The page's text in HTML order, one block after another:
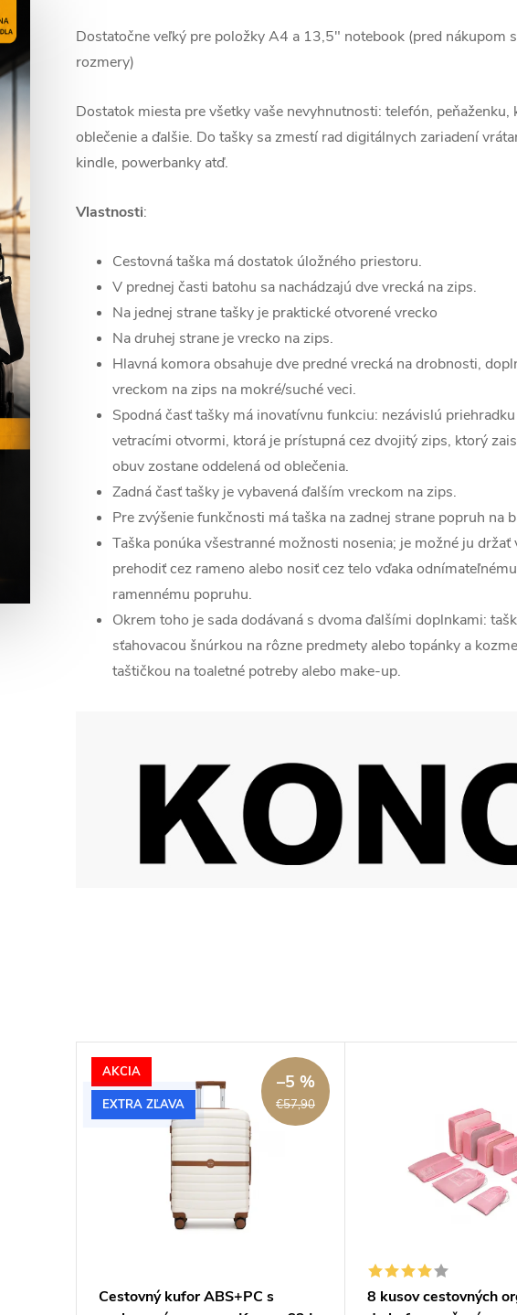
Dostatočne veľký pre položky A4 a 13,5" notebook (pred nákupom
rozmery)
Dostatok miesta pre všetky vaše nevyhnutnosti: telefón, peňaženku,
oblečenie a ďalšie. Do tašky sa zmestí rad digitálnych zariadení
kindle, powerbanky atď.
Vlastnosti:
Cestovná taška má dostatok úložného priestoru.
V prednej časti batohu sa nachádzajú dve vrecká na zips.
Na jednej strane tašky je praktické otvorené vrecko
Na druhej strane je vrecko na zips.
Hlavná komora obsahuje dve predné vrecká na drobnosti,
vreckom na zips na mokré/suché veci.
Spodná časť tašky má inovatívnu funkciu: nezávislú
vetracími otvormi, ktorá je prístupná cez dvojitý zips, ktorý
obuv zostane oddelená od oblečenia.
Zadná časť tašky je vybavená ďalším vreckom na zips.
Pre zvýšenie funkčnosti má taška na zadnej strane popruh na
Taška ponúka všestranné možnosti nosenia; je možné ju držať
prehodiť cez rameno alebo nosiť cez telo vďaka
ramennému popruhu.
Okrem toho je sada dodávaná s dvoma ďalšími doplnkami:
sťahovacou šnúrkou na rôzne predmety alebo topánky a
taštičkou na toaletné potreby alebo make-up.
AKCIA
EXTRA ZĽAVA
€57,90
–5 %
Cestovný kufor ABS+PC s
8 kusov cestovných